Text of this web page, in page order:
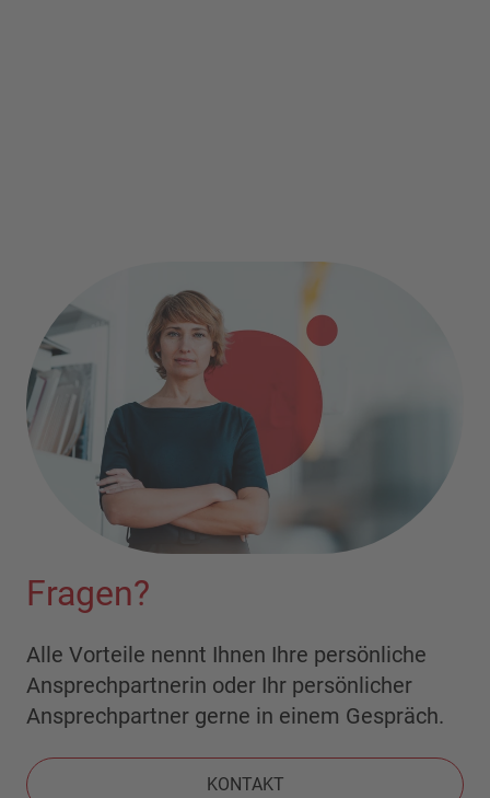
Fragen?
Alle Vorteile nennt Ihnen Ihre persönliche
Ansprechpartnerin oder Ihr persönlicher
Ansprechpartner gerne in einem Gespräch.
KONTAKT